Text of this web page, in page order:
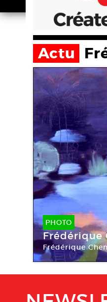
Actu
PHOTO
Frédérique
Frédérique